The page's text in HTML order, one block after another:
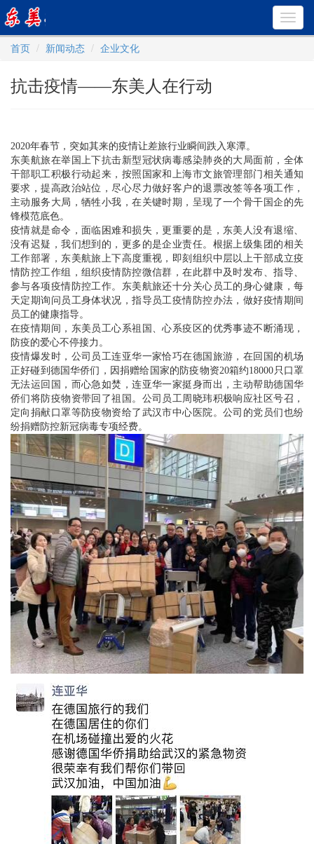
首页
新闻动态 企业文化
抗击疫情——东美人在行动
2020年春节，突如其来的疫情让差旅行业瞬间跌入寒潭。
东美航旅在举国上下抗击新型冠状病毒感染肺炎的大局面前，全体
干部职工积极行动起来，按照国家和上海市文旅管理部门相关通知
要求，提高政治站位，尽心尽力做好客户的退票改签等各项工作，
主动服务大局，牺牲小我，在关键时期，呈现了一个骨干国企的先
锋模范底色。
疫情就是命令，面临困难和损失，更重要的是，东美人没有退缩、
没有迟疑，我们想到的，更多的是企业责任。根据上级集团的相关
工作部署，东美航旅上下高度重视，即刻组织中层以上干部成立疫
情防控工作组，组织疫情防控微信群，在此群中及时发布、指导、
参与各项疫情防控工作。东美航旅还十分关心员工的身心健康，每
天定期询问员工身体状况，指导员工疫情防控办法，做好疫情期间
员工的健康指导。
在疫情期间，东美员工心系祖国、心系疫区的优秀事迹不断涌现，
防疫的爱心不停接力。
疫情爆发时，公司员工连亚华一家恰巧在德国旅游，在回国的机场
正好碰到德国华侨们，因捐赠给国家的防疫物资20箱约18000只口罩
无法运回国，而心急如焚，连亚华一家挺身而出，主动帮助德国华
侨们将防疫物资带回了祖国。公司员工周晓玮积极响应社区号召，
定向捐献口罩等防疫物资给了武汉市中心医院。公司的党员们也纷
纷捐赠防控新冠病毒专项经费。